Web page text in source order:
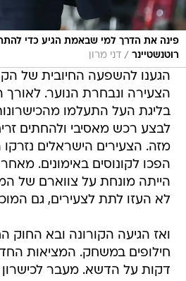
פינה את הדרך למי שבאמת הגיע כדי
רוטנשטיינר / דני מרון
הגענו להשפעה החיובית של
הצעירה ונבחרת הנוער. לאורך
בליגת העל התעלמו
לבצע רכש מאסיבי ולהחתים
מזה. הצעירים הישראלים נזרקו
הפכו לקונוסים באימונים.
הייתה מונחת על צווארם של
לא העזו לתת לצעירים, גם
ואז הגיעה הקורונה ובא
חילופים במשחק. המציאות
דקות על הדשא. מעבר